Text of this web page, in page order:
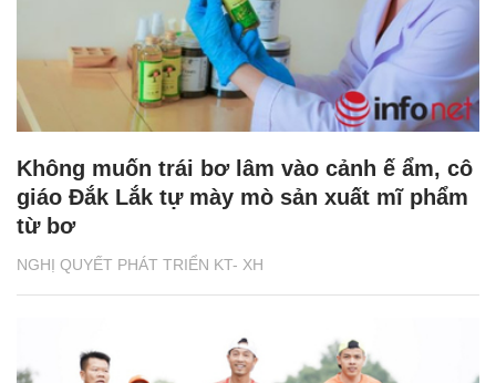
NGHỊ QUYẾT PHÁT TRIỂN KT- XH
Không muốn trái bơ lâm vào cảnh ế ẩm, cô
giáo Đắk Lắk tự mày mò sản xuất mĩ phẩm
từ bơ